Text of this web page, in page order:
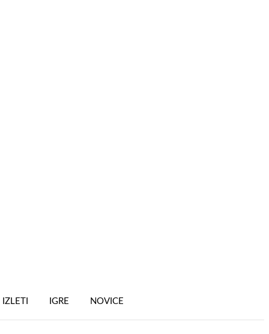
IZLETI IGRE NOVICE